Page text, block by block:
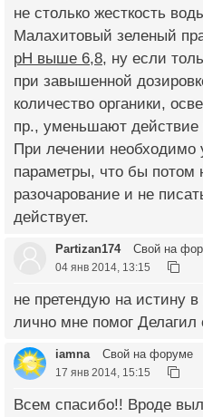
не столько жесткость
Малахитовый зеленый
рН выше 6,8, ну если
при завышенной
количество органики,
пр., уменьшают действие
При лечении необходимо
параметры, что бы потом
разочарование и не
действует.
Partizan174 Свой на
04 янв 2014, 13:15
не претендую на истину
лично мне помог Делагил
iamna Свой на форуме
17 янв 2014, 15:15
Всем спасибо!! Вроде